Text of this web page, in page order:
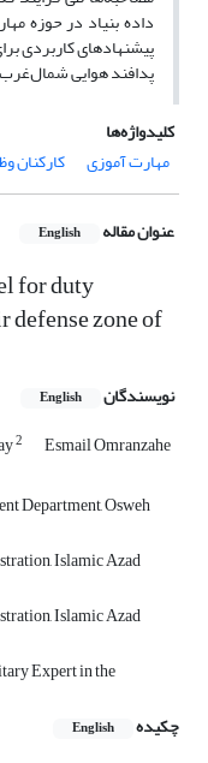
داده ­‌بنیاد در حوزه
پیشنهادهای کاربردی
پدافند هوایی
کلیدواژه‌ها
مهارت آموزی
کارکنان
عنوان مقاله English
for duty
zone of
نویسندگان English
2 Esmail Omranzahe
Department, Osweh
Islamic Azad
Islamic Azad
Expert in the
چکیده
English